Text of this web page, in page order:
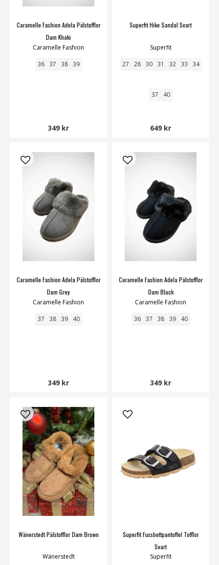
Caramelle Fashion Adela Pälstofflor
Dam Khaki
Caramelle Fashion
36 37 38 39
349 kr
Superfit Hike Sandal Svart
Superfit
27 28 30 31 32 33 34
37 40
649 kr
Caramelle Fashion Adela Pälstofflor
Dam Grey
Caramelle Fashion
37 38 39 40
349 kr
Caramelle Fashion Adela Pälstofflor
Dam Black
Caramelle Fashion
36 37 38 39 40
349 kr
Wänerstedt Pälstofflor Dam Brown
Wänerstedt
Superfit Fussbettpantoffel Tofflor
Svart
Superfit